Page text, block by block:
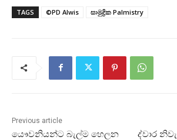
TAGS ©PD Alwis සාමුද්‍රික Palmistry
Previous article
යෞවනියන්ට බැල්ම හෙලන
ද්වාර